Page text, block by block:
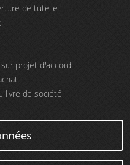
de tutelle
projet d'accord
livre de société